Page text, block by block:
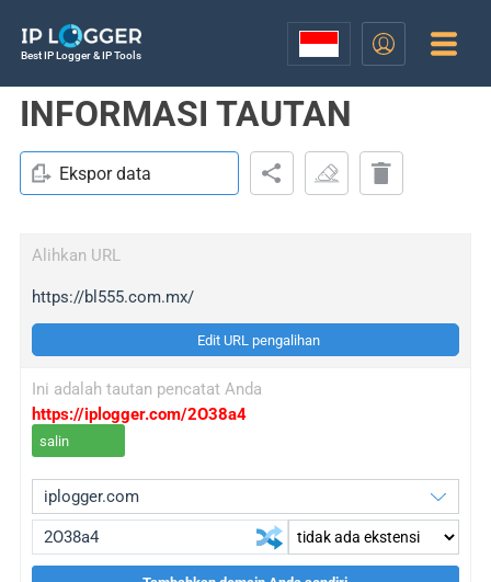
Best IP Logger & IP Tools
INFORMASI TAUTAN
Ekspor data
Alihkan URL
https://bl555.com.mx/
Edit URL pengalihan
Ini adalah tautan pencatat Anda
https://iplogger.com/2O38a4
salin